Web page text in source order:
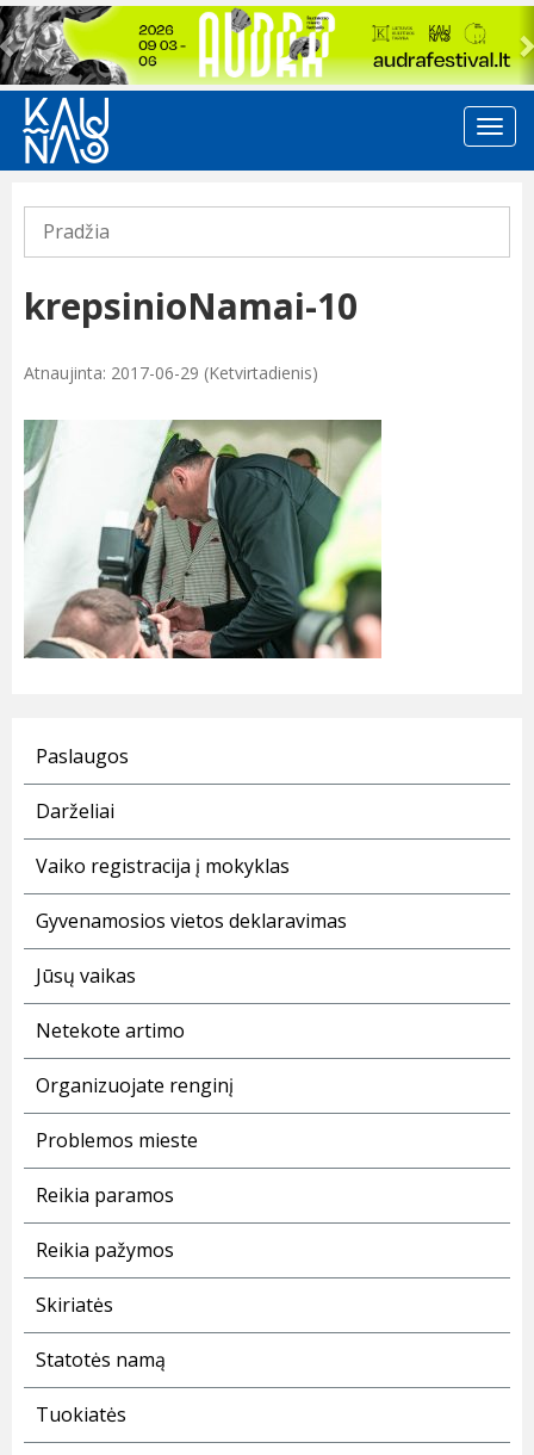
Previous
Pradžia
krepsinioNamai-10
Atnaujinta: 2017-06-29 (Ketvirtadienis)
Paslaugos
Darželiai
Vaiko registracija į mokyklas
Gyvenamosios vietos deklaravimas
Jūsų vaikas
Netekote artimo
Organizuojate renginį
Problemos mieste
Reikia paramos
Reikia pažymos
Skiriatės
Statotės namą
Tuokiatės